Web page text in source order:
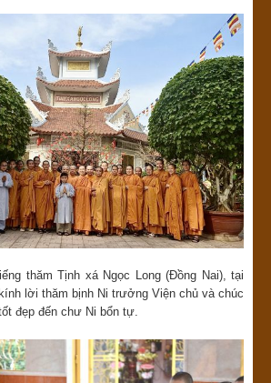
thăm Tịnh xá Ngọc Long (Đồng Nai), tại
lời thăm bịnh Ni trưởng Viện chủ và chúc
đẹp đến chư Ni bổn tự.